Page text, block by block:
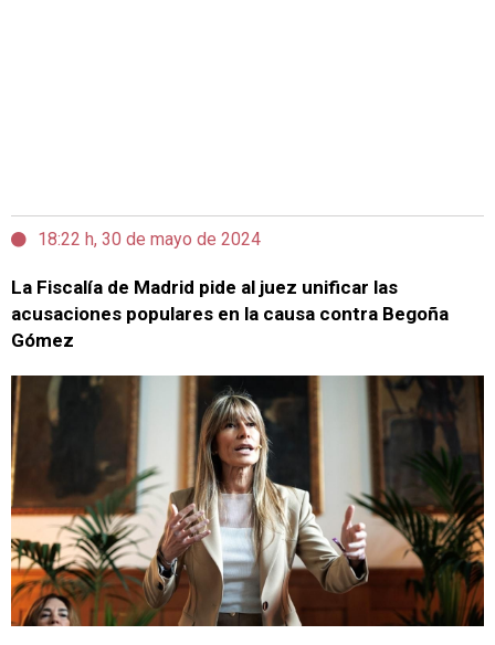
18:22 h, 30 de mayo de 2024
La Fiscalía de Madrid pide al juez unificar las
acusaciones populares en la causa contra Begoña
Gómez